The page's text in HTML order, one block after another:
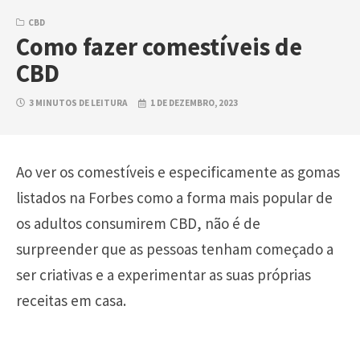
CBD
Como fazer comestíveis de
CBD
3 MINUTOS DE LEITURA 1 DE DEZEMBRO, 2023
Ao ver os comestíveis e especificamente as gomas
listados na Forbes como a forma mais popular de
os adultos consumirem CBD, não é de
surpreender que as pessoas tenham começado a
ser criativas e a experimentar as suas próprias
receitas em casa.